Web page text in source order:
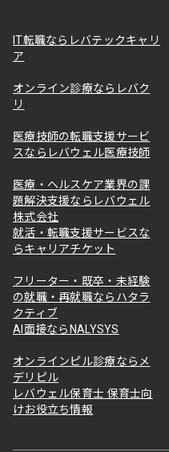
IT転職ならレバテックキャリ
ア
オンライン診療ならレバク
リ
医療技師の転職支援サービ
スならレバウェル医療技師
医療・ヘルスケア業界の課
題解決支援ならレバウェル
株式会社
就活・転職支援サービスな
らキャリアチケット
フリーター・既卒・未経験
の就職・再就職ならハタラ
クティブ
AI面接ならNALYSYS
オンラインピル診療ならメ
デリピル
レバウェル保育士 保育士向
けお役立ち情報